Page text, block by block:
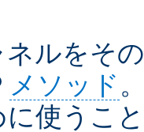
ルをそ
メソッド
に使うこ